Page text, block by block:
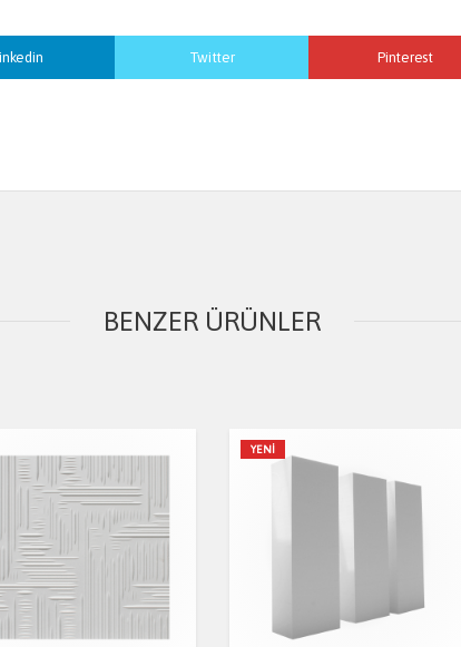
Twitter Pinterest
BENZER ÜRÜNLER
YENI